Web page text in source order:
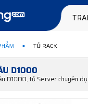
TỦ RACK
D1000
D1000, tủ Server chuyên